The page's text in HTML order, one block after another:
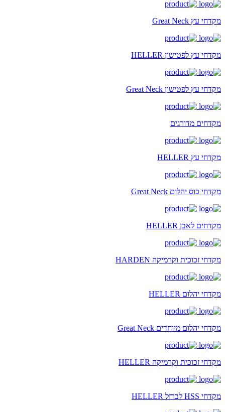
מקדחי עץ Great Neck
מקדחי עץ לפטישון HELLER
מקדחי עץ לפטישון Great Neck
מקדחים מדורגים
מקדחי עץ HELLER
מקדחי כוס יהלום Great Neck
מקדחים לאבן HELLER
מקדחי זכוכית וקרמיקה HARDEN
מקדחי יהלום HELLER
מקדחי יהלום מיוחדים Great Neck
מקדחי זכוכית וקרמיקה HELLER
מקדחי HSS לברזל HELLER